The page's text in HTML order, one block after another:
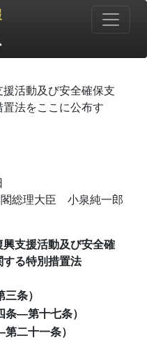
活動及び安全確保支
法をここに公布す
総理大臣 小泉純一郎
支援活動及び安全確
る特別措置法
条）
条―第十七条）
二十一条）